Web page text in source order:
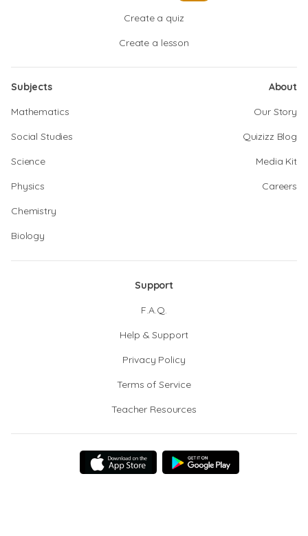
Create a quiz
Create a lesson
Subjects
Mathematics
Social Studies
Science
Physics
Chemistry
Biology
About
Our Story
Quizizz Blog
Media Kit
Careers
Support
F.A.Q.
Help & Support
Privacy Policy
Terms of Service
Teacher Resources